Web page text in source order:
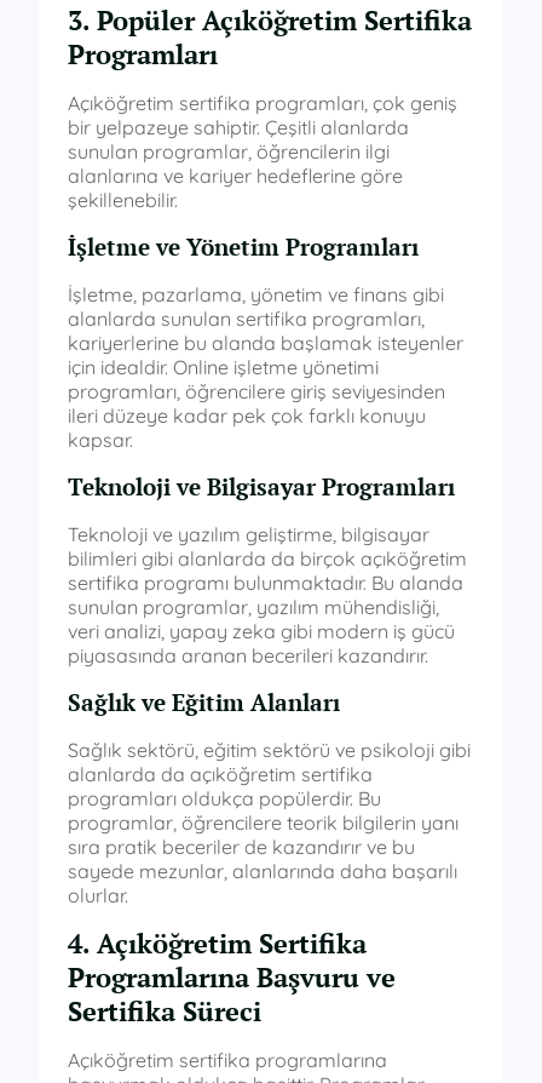
3. Popüler Açıköğretim Sertifika
Programları
Açıköğretim sertifika programları, çok geniş
bir yelpazeye sahiptir. Çeşitli alanlarda
sunulan programlar, öğrencilerin ilgi
alanlarına ve kariyer hedeflerine göre
şekillenebilir.
İşletme ve Yönetim Programları
İşletme, pazarlama, yönetim ve finans gibi
alanlarda sunulan sertifika programları,
kariyerlerine bu alanda başlamak isteyenler
için idealdir. Online işletme yönetimi
programları, öğrencilere giriş seviyesinden
ileri düzeye kadar pek çok farklı konuyu
kapsar.
Teknoloji ve Bilgisayar Programları
Teknoloji ve yazılım geliştirme, bilgisayar
bilimleri gibi alanlarda da birçok açıköğretim
sertifika programı bulunmaktadır. Bu alanda
sunulan programlar, yazılım mühendisliği,
veri analizi, yapay zeka gibi modern iş gücü
piyasasında aranan becerileri kazandırır.
Sağlık ve Eğitim Alanları
Sağlık sektörü, eğitim sektörü ve psikoloji gibi
alanlarda da açıköğretim sertifika
programları oldukça popülerdir. Bu
programlar, öğrencilere teorik bilgilerin yanı
sıra pratik beceriler de kazandırır ve bu
sayede mezunlar, alanlarında daha başarılı
olurlar.
4. Açıköğretim Sertifika
Programlarına Başvuru ve
Sertifika Süreci
Açıköğretim sertifika programlarına